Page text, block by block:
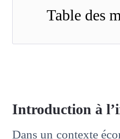
Table des
Introduction à
Dans un contexte